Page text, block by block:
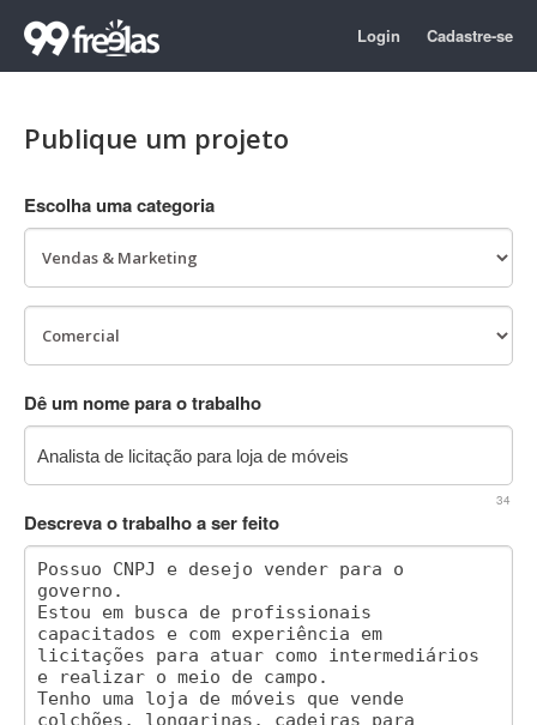
Login Cadastre-se
Publique um projeto
Escolha uma categoria
Dê um nome para o trabalho
34
Descreva o trabalho a ser feito